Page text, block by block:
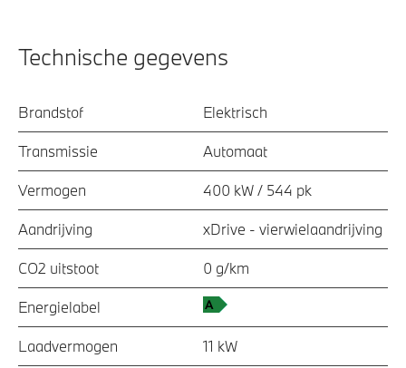
Technische gegevens
Brandstof Elektrisch
Transmissie Automaat
Vermogen 400 kW / 544 pk
Aandrijving xDrive - vierwielaandrijving
CO2 uitstoot 0 g/km
Energielabel
Laadvermogen 11 kW